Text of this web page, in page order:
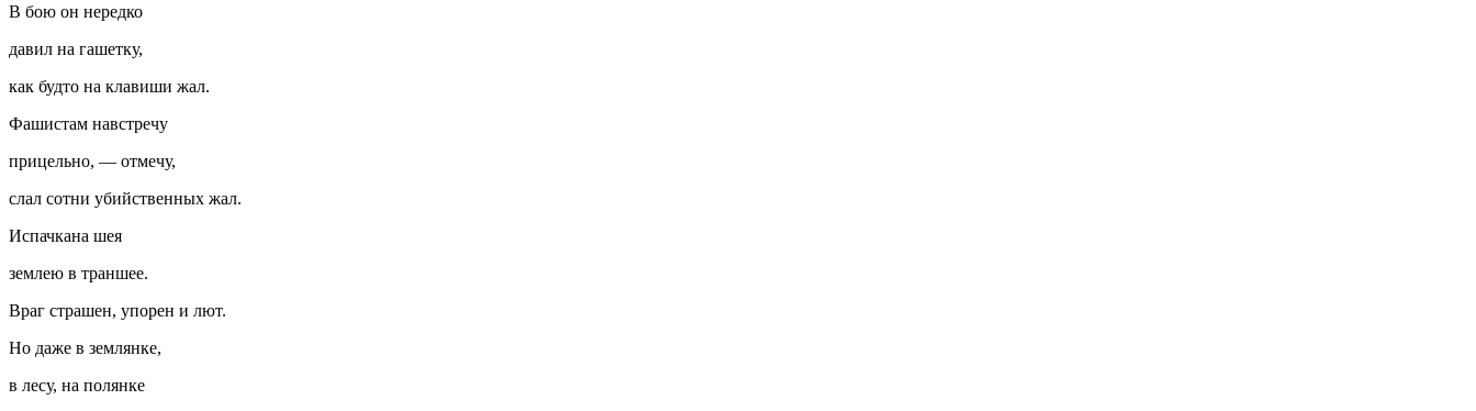
В бою он нередко
давил на гашетку,
как будто на клавиши жал.
Фашистам навстречу
прицельно, — отмечу,
слал сотни убийственных жал.
Испачкана шея
землею в траншее.
Враг страшен, упорен и лют.
Но даже в землянке,
в лесу, на полянке